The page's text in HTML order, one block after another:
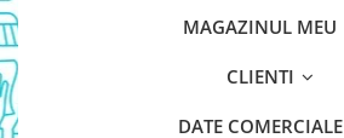
MAGAZINUL MEU
CLIENTI
DATE COMERCIALE